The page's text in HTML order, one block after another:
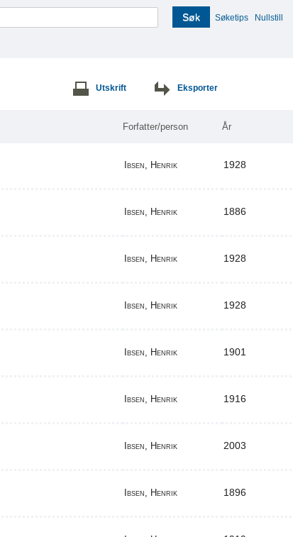
Søk Søketips Nullstill
Utskrift Eksporter
Forfatter/person År
Ibsen, Henrik 1928
Ibsen, Henrik 1886
Ibsen, Henrik 1928
Ibsen, Henrik 1928
Ibsen, Henrik 1901
Ibsen, Henrik 1916
Ibsen, Henrik 2003
Ibsen, Henrik 1896